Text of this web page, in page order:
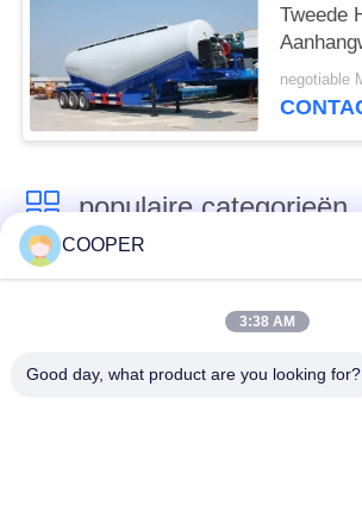
Tweede
de
voor
negotiable
populaire categorieën
Gebruikte
Bussen
COOPER
3:38 AM
Good day, what product are you looking for?